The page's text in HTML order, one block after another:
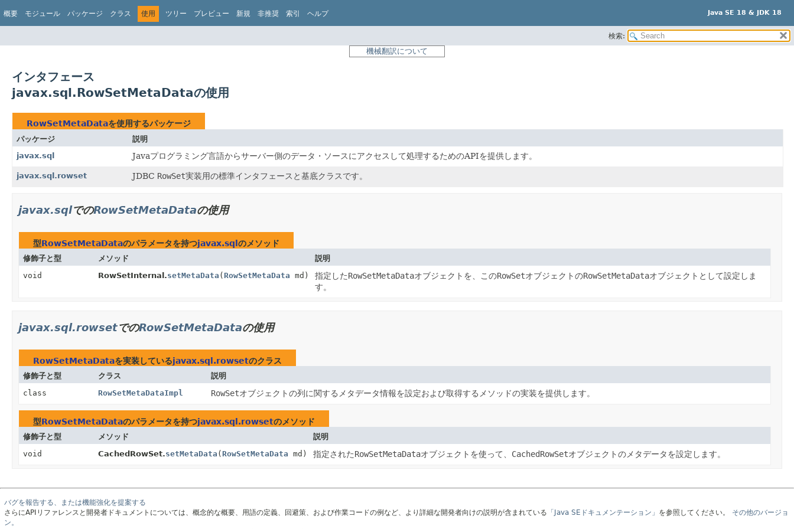
Java SE 18 & JDK 18
概要 モジュール パッケージ クラス 使用 ツリー プレビュー 新規 非推奨 索引 ヘルプ
検索:
機械翻訳について
インタフェース
javax.sql.RowSetMetaDataの使用
RowSetMetaDataを使用するパッケージ
パッケージ
説明
javax.sql
Javaプログラミング言語からサーバー側のデータ・ソースにアクセスして処理するためのAPIを提供します。
javax.sql.rowset JDBC RowSet実装用の標準インタフェースと基底クラスです。
javax.sqlでのRowSetMetaDataの使用
型RowSetMetaDataのパラメータを持つjavax.sqlのメソッド
修飾子と型 メソッド
説明
void
RowSetInternal.setMetaData (RowSetMetaData md) 指定したRowSetMetaDataオブジェクトを、このRowSetオブジェクトのRowSetMetaDataオブジェクトとして設定しま
す。
javax.sql.rowsetでのRowSetMetaDataの使用
RowSetMetaDataを実装しているjavax.sql.rowsetのクラス
修飾子と型 クラス
説明
class
RowSetMetaDataImpl RowSetオブジェクトの列に関するメタデータ情報を設定および取得するメソッドの実装を提供します。
型RowSetMetaDataのパラメータを持つjavax.sql.rowsetのメソッド
修飾子と型 メソッド
説明
void
CachedRowSet.setMetaData (RowSetMetaData md) 指定されたRowSetMetaDataオブジェクトを使って、 CachedRowSetオブジェクトのメタデータを設定します。
バグを報告する、または機能強化を提案する
さらにAPIリファレンスと開発者ドキュメントについては、概念的な概要、用語の定義、回避策、および作業コードの例など、より詳細な開発者向けの説明が含まれている 「Java SEドキュメンテーション」 を参照してください。
その他のバージョ
ン。